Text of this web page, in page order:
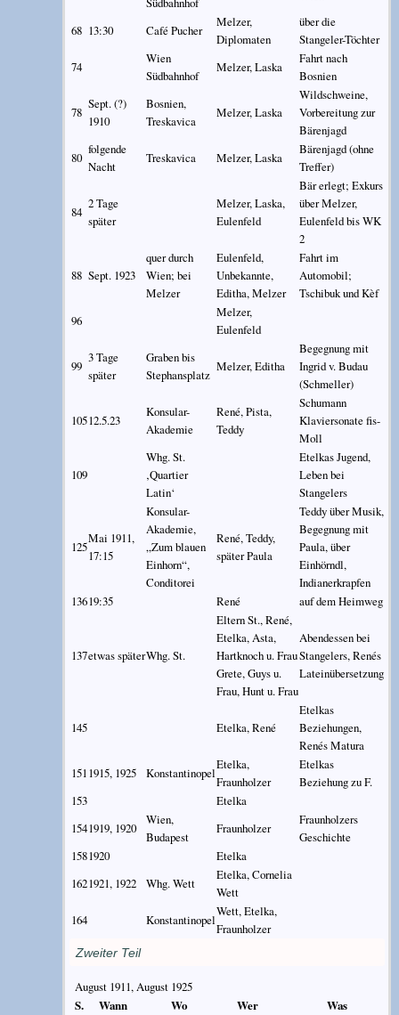
68 13:30 Café Pucher
Melzer,
Diplomaten
über die
Stangeler-Töchter
74
Wien
Südbahnhof
Melzer, Laska
Fahrt nach
Bosnien
78
Sept. (?)
1910
Bosnien,
Treskavica
Melzer, Laska
Wildschweine,
Vorbereitung zur
Bärenjagd
80
folgende
Nacht
Treskavica Melzer, Laska
Bärenjagd (ohne
Treffer)
84
2 Tage
später
Melzer, Laska,
Eulenfeld
Bär erlegt; Exkurs
über Melzer,
Eulenfeld bis WK
2
88 Sept. 1923
quer durch
Wien; bei
Melzer
Eulenfeld,
Unbekannte,
Editha, Melzer
Fahrt im
Automobil;
Tschibuk und Kèf
96
Melzer,
Eulenfeld
99
3 Tage
später
Graben bis
Stephansplatz
Melzer, Editha
Begegnung mit
Ingrid v. Budau
(Schmeller)
10512.5.23
Konsular-
Akademie
René, Pista,
Teddy
Schumann
Klaviersonate fis-
Moll
109
Whg. St.
‚Quartier
Latin‘
Etelkas Jugend,
Leben bei
Stangelers
125
Mai 1911,
17:15
Konsular-
Akademie,
„Zum blauen
Einhorn“,
Conditorei
René, Teddy,
später Paula
Teddy über Musik,
Begegnung mit
Paula, über
Einhörndl,
Indianerkrapfen
13619:35 René auf dem Heimweg
137etwas späterWhg. St.
Eltern St., René,
Etelka, Asta,
Hartknoch u. Frau
Grete, Guys u.
Frau, Hunt u. Frau
Abendessen bei
Stangelers, Renés
Lateinübersetzung
145 Etelka, René
Etelkas
Beziehungen,
Renés Matura
1511915, 1925 Konstantinopel
Etelka,
Fraunholzer
Etelkas
Beziehung zu F.
153
Etelka
1541919, 1920
Wien,
Budapest
Fraunholzer
Fraunholzers
Geschichte
1581920
Etelka
1621921, 1922 Whg. Wett
Etelka, Cornelia
Wett
164
Konstantinopel
Wett, Etelka,
Fraunholzer
Zweiter Teil
August 1911, August 1925
S.
Wann Wo Wer Was